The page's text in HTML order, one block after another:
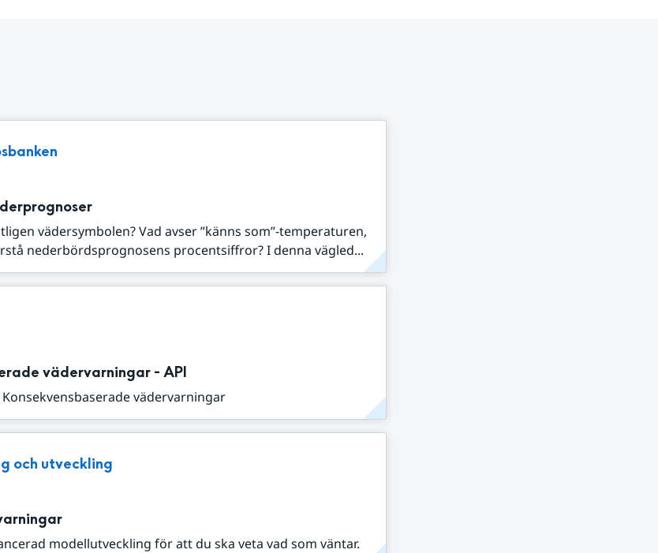
vädersymbolen? Vad avser ”känns som”-temperaturen,
nederbördsprognosens procentsiffror? I denna vägled...
vädervarningar - API
vädervarningar
och utveckling
modellutveckling för att du ska veta vad som väntar.